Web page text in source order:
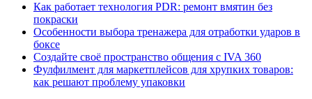
Как работает технология PDR: ремонт вмятин без
покраски
Особенности выбора тренажера для отработки ударов в
боксе
Создайте своё пространство общения с IVA 360
Фулфилмент для маркетплейсов для хрупких товаров:
как решают проблему упаковки